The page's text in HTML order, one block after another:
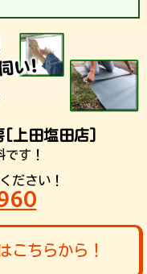
[上田塩田店]
す！
ださい！
こちらから！